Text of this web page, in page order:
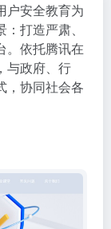
户安全教育为
打造严肃、
。依托腾讯在
与政府、行
，协同社会各